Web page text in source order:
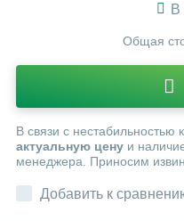
В
Общая
В связи с нестабильностью
актуальную цену и
менеджера. Приносим
Добавить к